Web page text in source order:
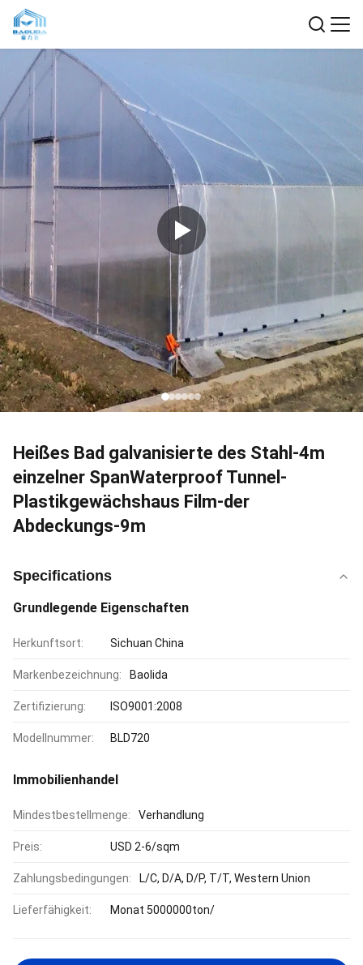
Heißes Bad galvanisierte des Stahl-4m
einzelner SpanWaterproof Tunnel-
Plastikgewächshaus Film-der
Abdeckungs-9m
Specifications
Grundlegende Eigenschaften
Herkunftsort: Sichuan China
Markenbezeichnung: Baolida
Zertifizierung: ISO9001:2008
Modellnummer: BLD720
Immobilienhandel
Mindestbestellmenge: Verhandlung
Preis: USD 2-6/sqm
Zahlungsbedingungen: L/C, D/A, D/P, T/T, Western Union
Lieferfähigkeit: Monat 5000000ton/